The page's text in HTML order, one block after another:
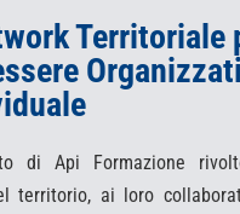
Territoriale
di Api Formazione
territorio, ai loro